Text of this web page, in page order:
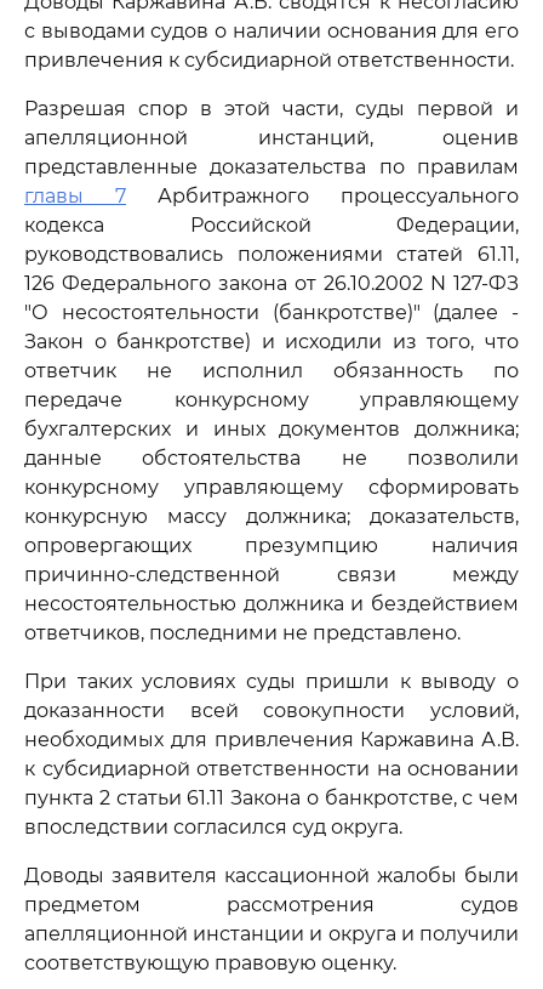
с выводами судов о наличии основания для его
привлечения к субсидиарной ответственности.
Разрешая спор в этой части, суды первой и
апелляционной инстанций, оценив
представленные доказательства по правилам
главы 7 Арбитражного процессуального
кодекса Российской Федерации,
руководствовались положениями статей 61.11,
126 Федерального закона от 26.10.2002 N 127-ФЗ
"О несостоятельности (банкротстве)" (далее -
Закон о банкротстве) и исходили из того, что
ответчик не исполнил обязанность по
передаче конкурсному управляющему
бухгалтерских и иных документов должника;
данные обстоятельства не позволили
конкурсному управляющему сформировать
конкурсную массу должника; доказательств,
опровергающих презумпцию наличия
причинно-следственной связи между
несостоятельностью должника и бездействием
ответчиков, последними не представлено.
При таких условиях суды пришли к выводу о
доказанности всей совокупности условий,
необходимых для привлечения Каржавина А.В.
к субсидиарной ответственности на основании
пункта 2 статьи 61.11 Закона о банкротстве, с чем
впоследствии согласился суд округа.
Доводы заявителя кассационной жалобы были
предметом рассмотрения судов
апелляционной инстанции и округа и получили
соответствующую правовую оценку.